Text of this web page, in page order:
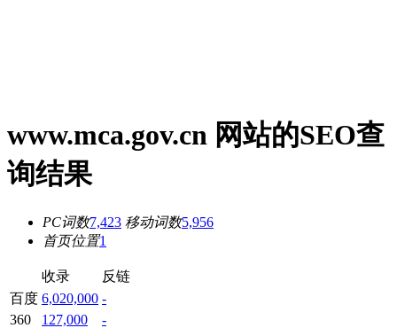
www.mca.gov.cn 网站的SEO查
询结果
PC词数7,423 移动词数5,956
首页位置1
收录
反链
百度 6,020,000 -
360
127,000
-